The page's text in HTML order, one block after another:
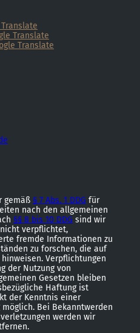
Translate
Translate
gemäß § 7 Abs. 1 DDG für
nach den allgemeinen
§§ 8 bis 10 DDG sind wir
verpflichtet,
fremde Informationen zu
zu forschen, die auf
Verpflichtungen
der Nutzung von
Gesetzen bleiben
Haftung ist
der Kenntnis einer
Bei Bekanntwerden
werden wir